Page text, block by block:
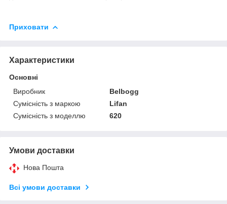
Приховати
Характеристики
Основні
Виробник
Belbogg
Сумісність з маркою
Lifan
Сумісність з моделлю
620
Умови доставки
Нова Пошта
Всі умови доставки